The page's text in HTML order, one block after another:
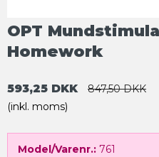
OPT
Homework
593,25 DKK
847,50 DKK
(inkl. moms)
Model/Varenr.: 761